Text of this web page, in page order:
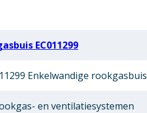
EC011299
Enkelwandige rookgasbuis
en ventilatiesystemen